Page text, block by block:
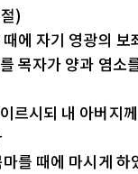
)
에 자기 영광의 보
목자가 양과 염소
르시되 내 아버지
를 때에 마시게